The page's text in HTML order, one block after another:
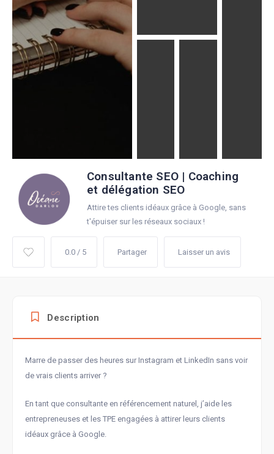
Consultante SEO | Coaching
et délégation SEO
Attire tes clients idéaux grâce à Google, sans
t'épuiser sur les réseaux sociaux !
0.0 / 5 Partager Laisser un avis
Description
Marre de passer des heures sur Instagram et LinkedIn sans voir
de vrais clients arriver ?
En tant que consultante en référencement naturel, j’aide les
entrepreneuses et les TPE engagées à attirer leurs clients
idéaux grâce à Google.